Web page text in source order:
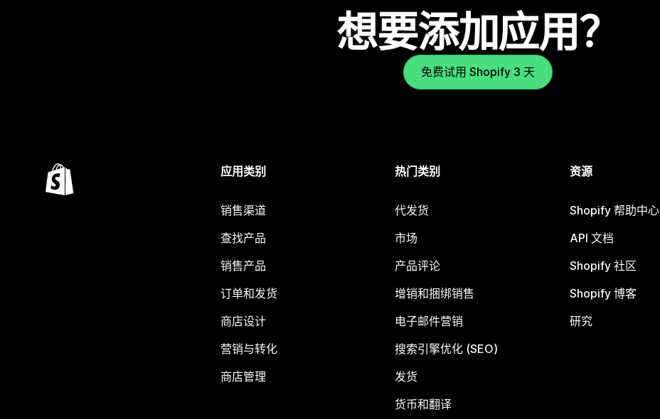
想要添加应用？
免费试用 Shopify 3 天
应用类别
销售渠道
查找产品
销售产品
订单和发货
商店设计
营销与转化
商店管理
热门类别
代发货
市场
产品评论
增销和捆绑销售
电子邮件营销
搜索引擎优化 (SEO)
发货
货币和翻译
资源
Shopify 帮助中心
API 文档
Shopify 社区
Shopify 博客
研究